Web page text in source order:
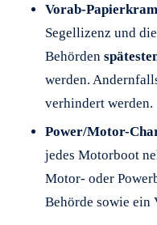
Vorab-
Segellizenz und
Behörden
werden.
verhindert werden.
Power/Motor-
jedes Motorboot
Motor- oder
Behörde sowie